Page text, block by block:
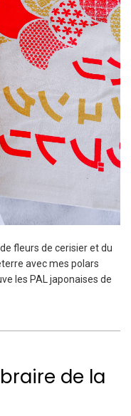
fleurs de cerisier et du
avec mes polars
les PAL japonaises de
de la